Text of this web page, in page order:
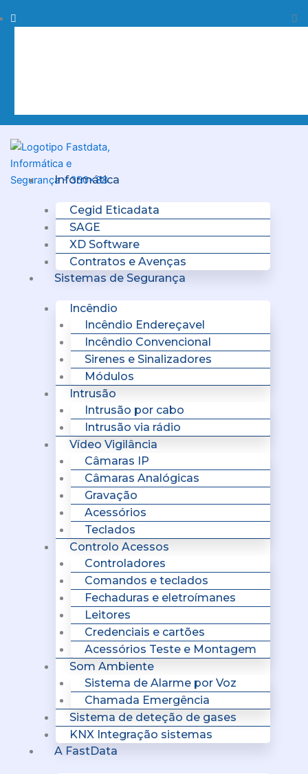
to
Procurar
Informática
Cegid Eticadata
SAGE
XD Software
Contratos e Avenças
Sistemas de Segurança
Incêndio
Incêndio Endereçavel
Incêndio Convencional
Sirenes e Sinalizadores
Módulos
Intrusão
Intrusão por cabo
Intrusão via rádio
Vídeo Vigilância
Câmaras IP
Câmaras Analógicas
Gravação
Acessórios
Teclados
Controlo Acessos
Controladores
Comandos e teclados
Fechaduras e eletroímanes
Leitores
Credenciais e cartões
Acessórios Teste e Montagem
Som Ambiente
Sistema de Alarme por Voz
Chamada Emergência
Sistema de deteção de gases
KNX Integração sistemas
A FastData
Menu